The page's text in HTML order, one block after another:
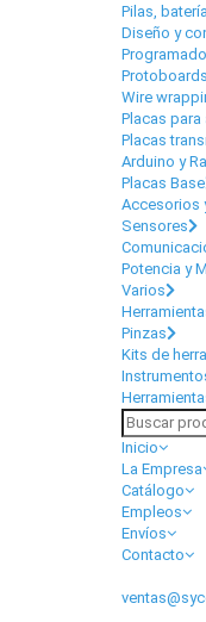
Pilas,
Diseño y
Wire
Placas
Placas
Arduino y
Placas Base
Accesorios
Sensores
Potencia y
Varios
Pinzas
Kits de
Inicio
La Empresa
Catálogo
Empleos
Envíos
Contacto